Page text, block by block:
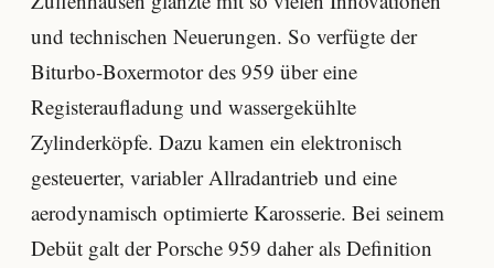
und technischen Neuerungen. So verfügte der
Biturbo-Boxermotor des 959 über eine
Registeraufladung und wassergekühlte
Zylinderköpfe. Dazu kamen ein elektronisch
gesteuerter, variabler Allradantrieb und eine
aerodynamisch optimierte Karosserie. Bei seinem
Debüt galt der Porsche 959 daher als Definition